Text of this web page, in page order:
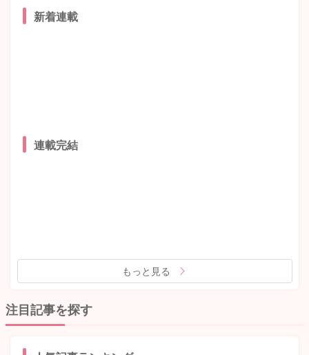
新着連載
連載完結
もっと見る
注目記事を探す